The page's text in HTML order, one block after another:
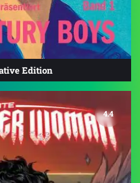
Edition
4.4